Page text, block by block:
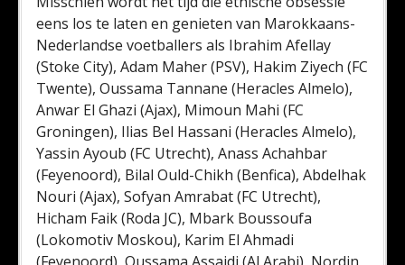
eens los te laten en genieten van Marokkaans-
Nederlandse voetballers als Ibrahim Afellay
(Stoke City), Adam Maher (PSV), Hakim Ziyech (FC
Twente), Oussama Tannane (Heracles Almelo),
Anwar El Ghazi (Ajax), Mimoun Mahi (FC
Groningen), Ilias Bel Hassani (Heracles Almelo),
Yassin Ayoub (FC Utrecht), Anass Achahbar
(Feyenoord), Bilal Ould-Chikh (Benfica), Abdelhak
Nouri (Ajax), Sofyan Amrabat (FC Utrecht),
Hicham Faik (Roda JC), Mbark Boussoufa
(Lokomotiv Moskou), Karim El Ahmadi